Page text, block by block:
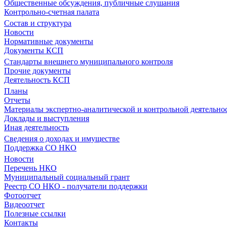
Общественные обсуждения, публичные слушания
Контрольно-счетная палата
Состав и структура
Новости
Нормативные документы
Документы КСП
Стандарты внешнего муниципального контроля
Прочие документы
Деятельность КСП
Планы
Отчеты
Материалы экспертно-аналитической и контрольной
Доклады и выступления
Иная деятельность
Сведения о доходах и имуществе
Поддержка СО НКО
Новости
Перечень НКО
Муниципальный социальный грант
Реестр СО НКО - получатели поддержки
Фотоотчет
Видеоотчет
Полезные ссылки
Контакты